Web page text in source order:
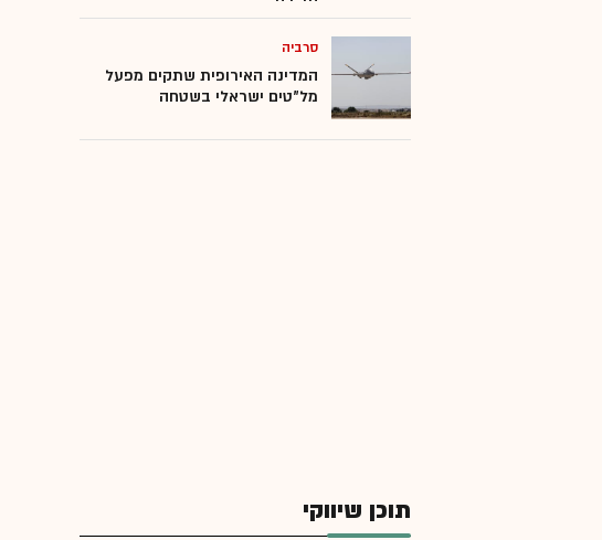
סרביה
המדינה האירופית שתקים מפעל
מל"טים ישראלי בשטחה
תוכן שיווקי